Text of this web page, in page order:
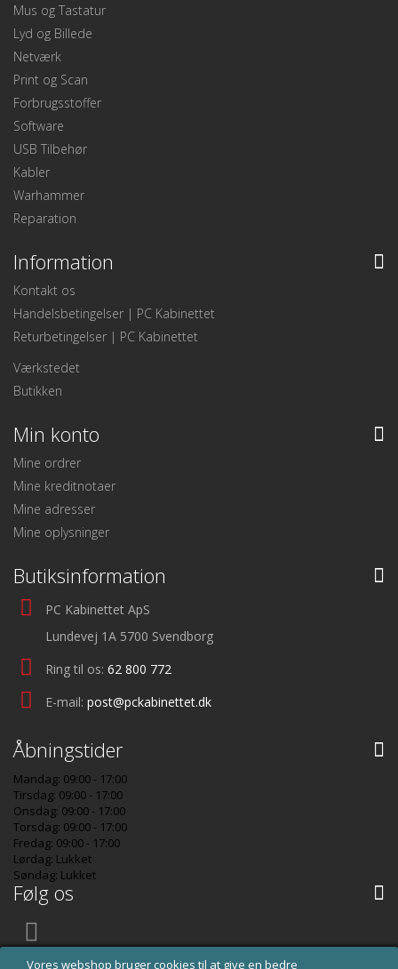
Vores webshop bruger cookies til at give en bedre
Mus og Tastatur
Lyd og Billede
Netværk
Print og Scan
Forbrugsstoffer
Software
USB Tilbehør
Kabler
Warhammer
Reparation
Information
Kontakt os
Handelsbetingelser | PC Kabinettet
Returbetingelser | PC Kabinettet
Værkstedet
Butikken
Min konto
Mine ordrer
Mine kreditnotaer
Mine adresser
Mine oplysninger
Butiksinformation
PC Kabinettet ApS
Lundevej 1A 5700 Svendborg
Ring til os: 62 800 772
E-mail: post@pckabinettet.dk
Åbningstider
Mandag: 09:00 - 17:00
Tirsdag: 09:00 - 17:00
Onsdag: 09:00 - 17:00
Torsdag: 09:00 - 17:00
Fredag: 09:00 - 17:00
Lørdag: Lukket
Søndag: Lukket
Følg os